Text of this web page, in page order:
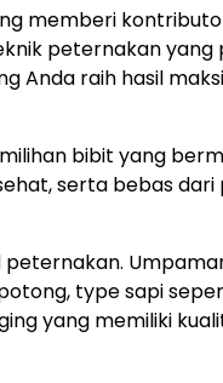
memberi
peternakan
Anda raih hasil
bibit yang
serta bebas
type sapi
yang memiliki